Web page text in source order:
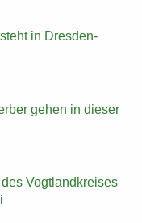
in Dresden-​
gehen in die­ser
Vogt­land­krei­ses